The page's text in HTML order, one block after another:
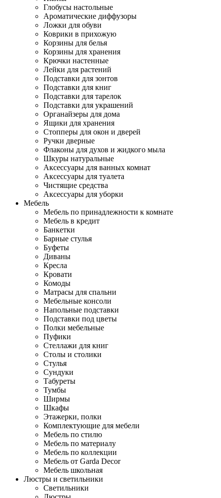
Глобусы настольные
Ароматические диффузоры
Ложки для обуви
Коврики в прихожую
Корзины для белья
Корзины для хранения
Крючки настенные
Лейки для растений
Подставки для зонтов
Подставки для книг
Подставки для тарелок
Подставки для украшений
Органайзеры для дома
Ящики для хранения
Стопперы для окон и дверей
Ручки дверные
Флаконы для духов и жидкого мыла
Шкуры натуральные
Аксессуары для ванных комнат
Аксессуары для туалета
Чистящие средства
Аксессуары для уборки
Мебель
Мебель по принадлежности к комнате
Мебель в кредит
Банкетки
Барные стулья
Буфеты
Диваны
Кресла
Кровати
Комоды
Матрасы для спальни
Мебельные консоли
Напольные подставки
Подставки под цветы
Полки мебельные
Пуфики
Стеллажи для книг
Столы и столики
Стулья
Сундуки
Табуреты
Тумбы
Ширмы
Шкафы
Этажерки, полки
Комплектующие для мебели
Мебель по стилю
Мебель по материалу
Мебель по коллекции
Мебель от Garda Decor
Мебель школьная
Люстры и светильники
Светильники